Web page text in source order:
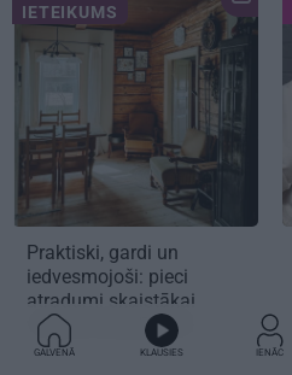
IETEIKUMS
Praktiski, gardi un
iedvesmojoši: pieci
atradumi skaistākai
vasaras baudīšanai
GALVENĀ KLAUSIES IENĀC